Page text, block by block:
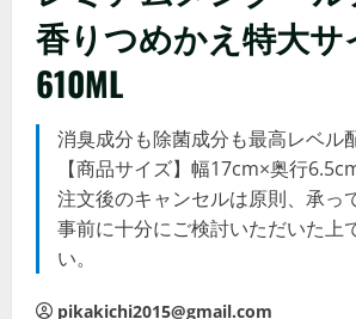
香りつめかえ特大サ
610ML
消臭成分も除菌成分も最高レベル
【商品サイズ】幅17cm×奥行
注文後のキャンセルは原則、承っ
事前に十分にご検討いただいた上
い。
pikakichi2015@gmail.com